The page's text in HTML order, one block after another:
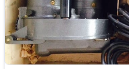
клиентов.